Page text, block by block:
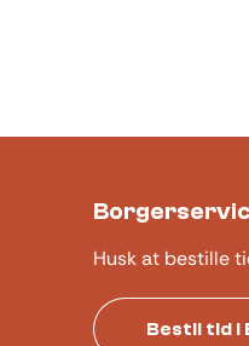
Husk at bestille
Bestil tid i